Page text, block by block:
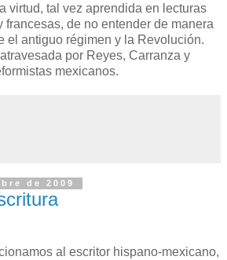
virtud, tal vez aprendida en lecturas
francesas, de no entender de manera
el antiguo régimen y la Revolución.
por Reyes, Carranza y
mexicanos.
de 2009
al escritor hispano-mexicano,